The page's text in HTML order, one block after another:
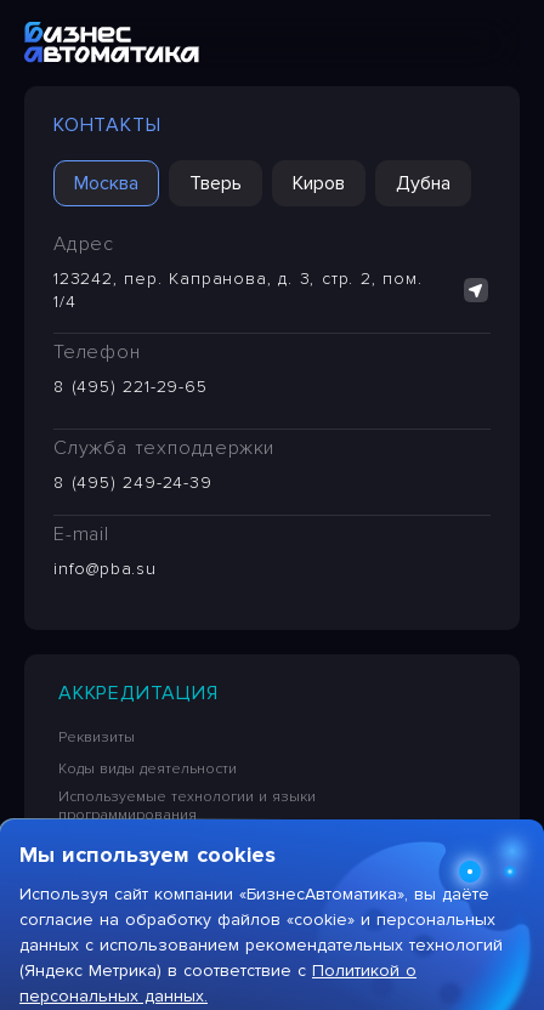
КОНТАКТЫ
Москва Тверь Киров Дубна
Адрес
123242, пер. Капранова, д. 3, стр. 2, пом.
1/4
Телефон
8 (495) 221-29-65
Служба техподдержки
8 (495) 249-24-39
E-mail
info@pba.su
АККРЕДИТАЦИЯ
Реквизиты
Коды виды деятельности
Используемые технологии и языки
программирования
Сведения об исключительных правах на ПО
«БизнесАвтоматика»
Тарифы на услуги компании
Мы используем cookies
Используя сайт компании «БизнесАвтоматика», вы даёте
согласие на обработку файлов «cookie» и персональных
данных с использованием рекомендательных технологий
(Яндекс Метрика) в соответствие с Политикой о
персональных данных.